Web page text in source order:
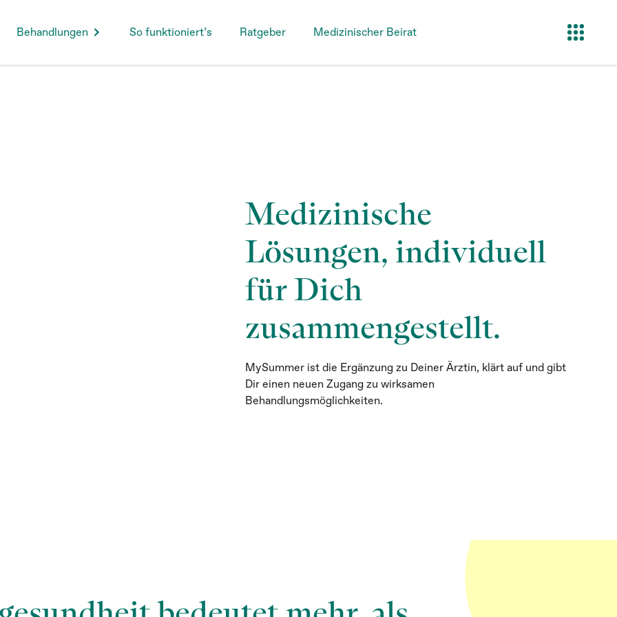
Behandlungen So funktioniert’s Ratgeber Medizinischer Beirat
Medizinische
Lösungen, individuell
für Dich
zusammengestellt.
MySummer ist die Ergänzung zu Deiner Ärztin, klärt auf und gibt
Dir einen neuen Zugang zu wirksamen
Behandlungsmöglichkeiten.